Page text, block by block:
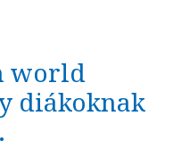
world
diákoknak